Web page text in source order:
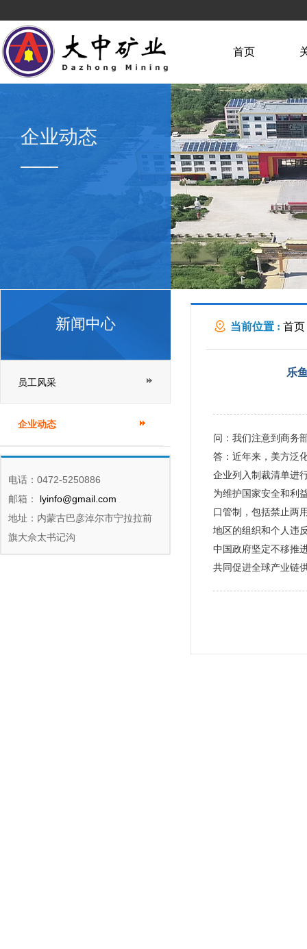
首页
企业动态
新闻中心
员工风采
企业动态
电话：0472-5250886
邮箱：
lyinfo@gmail.com
地址：内蒙古巴彦淖尔市宁拉拉前
旗大佘太书记沟
当前位置 : 首页
乐
问：我们注意到商务
答：近年来，美方泛
企业列入制裁清单进
为维护国家安全和利
口管制，包括禁止两
地区的组织和个人违
中国政府坚定不移推
共同促进全球产业链